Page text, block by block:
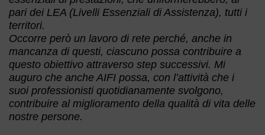
pari dei LEA (Livelli Essenziali di Assistenza), tutti i
territori.
Occorre però un lavoro di rete perché, anche in
mancanza di questi, ciascuno possa contribuire a
questo obiettivo attraverso step successivi. Mi
auguro che anche AIFI possa, con l’attività che i
suoi professionisti quotidianamente svolgono,
contribuire al miglioramento della qualità di vita delle
nostre persone.